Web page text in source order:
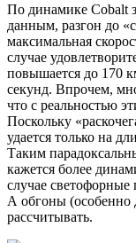
По динамике Cobalt
данным, разгон до
максимальная
случае
повышается до 170
секунд. Впрочем,
что с реальностью
Поскольку
удается только на
Таким
кажется более
случае
А обгоны (особенно
рассчитывать.